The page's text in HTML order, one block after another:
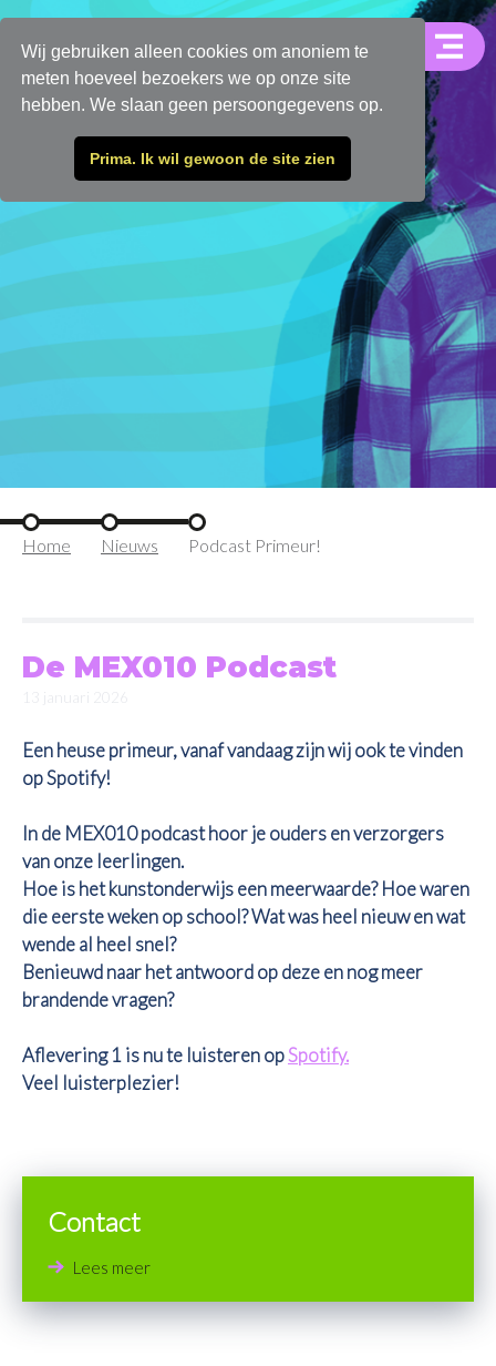
Wij gebruiken alleen cookies om anoniem te
meten hoeveel bezoekers we op onze site
hebben. We slaan geen persoongegevens op.
Prima. Ik wil gewoon de site zien
Home Nieuws Podcast Primeur!
De MEX010 Podcast
13 januari 2026
Een heuse primeur, vanaf vandaag zijn wij ook te vinden
op Spotify!
In de MEX010 podcast hoor je ouders en verzorgers
van onze leerlingen.
Hoe is het kunstonderwijs een meerwaarde? Hoe waren
die eerste weken op school? Wat was heel nieuw en wat
wende al heel snel?
Benieuwd naar het antwoord op deze en nog meer
brandende vragen?
Aflevering 1 is nu te luisteren opSpotify.
Veel luisterplezier!
Contact
Lees meer